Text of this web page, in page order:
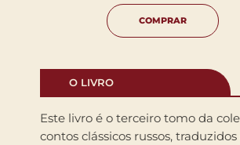
COMPRAR
O LIVRO
Este livro é o terceiro tomo da
contos clássicos russos,